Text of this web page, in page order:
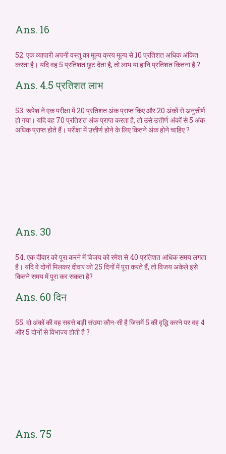
Ans. 16
52. एक व्यापारी अपनी वस्तु का मूल्य क्रय मूल्य से 10 प्रतिशत अधिक अंकित
करता है। यदि वह 5 प्रतिशत छूट देता है, तो लाभ या हानि प्रतिशत कितना है ?
Ans. 4.5 प्रतिशत लाभ
53. रूपेश ने एक परीक्षा में 20 प्रतिशत अंक प्राप्त किए और 20 अंकों से अनुत्तीर्ण
हो गया। यदि वह 70 प्रतिशत अंक प्राप्त करता है, तो उसे उत्तीर्ण अंकों से 5 अंक
अधिक प्राप्त होते हैं। परीक्षा में उत्तीर्ण होने के लिए कितने अंक होने चाहिए ?
Ans. 30
54. एक दीवार को पूरा करने में विजय को रमेश से 40 प्रतिशत अधिक समय लगता
है। यदि वे दोनों मिलकर दीवार को 25 दिनों में पूरा करते हैं, तो विजय अकेले इसे
कितने समय में पूरा कर सकता है?
Ans. 60 दिन
55. दो अंकों की वह सबसे बड़ी संख्या कौन-सी है जिसमें 5 की वृद्धि करने पर वह 4
और 5 दोनों से विभाज्य होती है ?
Ans. 75